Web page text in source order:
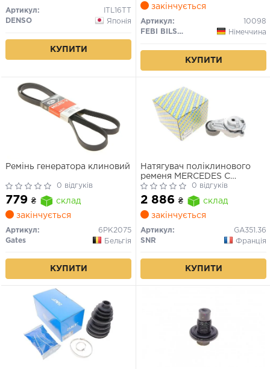
Артикул:
ITL16TT
DENSO
Японія
КУПИТИ
закінчується
Артикул:
10098
FEBI BILSTEIN
Німеччина
КУПИТИ
Ремінь генератора клиновий
0 відгуків
779 ₴
склад
закінчується
Артикул:
6PK2075
Gates
Бельгія
КУПИТИ
Натягувач поліклинового
ременя MERCEDES C
(W203), C (W204), CLK
(A209), CLS (C218), CLS
(C219) 2.1D-5.7 01.05-
0 відгуків
2 886 ₴
склад
закінчується
Артикул:
GA351.36
SNR
Франція
КУПИТИ